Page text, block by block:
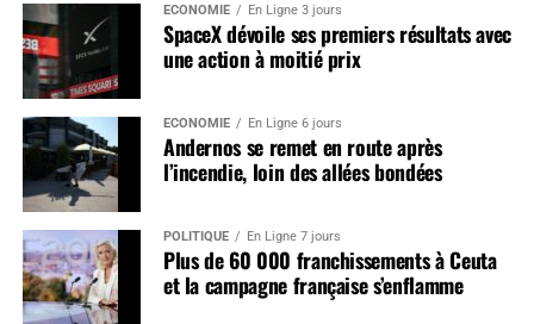
ÉCONOMIE En Ligne 3 jours
SpaceX dévoile ses premiers résultats avec
une action à moitié prix
ÉCONOMIE En Ligne 6 jours
Andernos se remet en route après
l’incendie, loin des allées bondées
POLITIQUE En Ligne 7 jours
Plus de 60 000 franchissements à Ceuta
et la campagne française s’enflamme